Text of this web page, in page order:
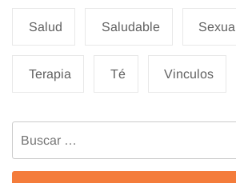
Salud Saludable
Terapia Té Vinculos